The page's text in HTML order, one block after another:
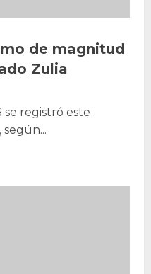
de magnitud
Zulia
se registró este